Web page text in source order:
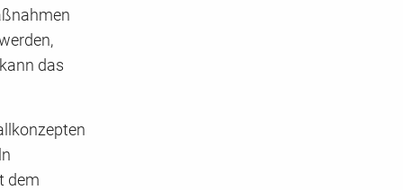
das
dem